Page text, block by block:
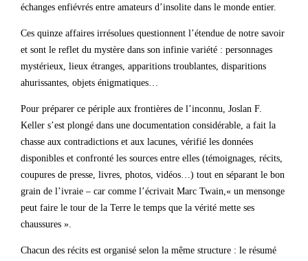
échanges enfiévrés entre amateurs d’insolite dans le monde entier.
Ces quinze affaires irrésolues questionnent l’étendue de notre savoir
et sont le reflet du mystère dans son infinie variété : personnages
mystérieux, lieux étranges, apparitions troublantes, disparitions
ahurissantes, objets énigmatiques…
Pour préparer ce périple aux frontières de l’inconnu, Joslan F.
Keller s’est plongé dans une documentation considérable, a fait la
chasse aux contradictions et aux lacunes, vérifié les données
disponibles et confronté les sources entre elles (témoignages, récits,
coupures de presse, livres, photos, vidéos…) tout en séparant le bon
grain de l’ivraie – car comme l’écrivait Marc Twain,« un mensonge
peut faire le tour de la Terre le temps que la vérité mette ses
chaussures ».
Chacun des récits est organisé selon la même structure : le résumé